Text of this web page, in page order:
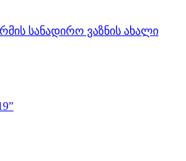
სანადირო ვაზნის ახალი